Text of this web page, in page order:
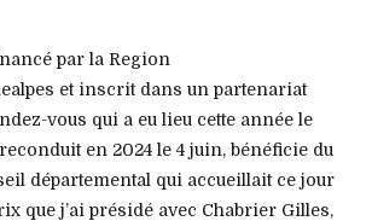
par la Region
et inscrit dans un partenariat
vous qui a eu lieu cette année le
en 2024 le 4 juin, bénéficie du
départemental qui accueillait ce jour
que j’ai présidé avec Chabrier Gilles,